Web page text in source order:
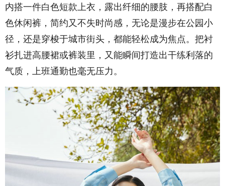
内搭一件白色短款上衣，露出纤细的腰肢，再搭配白
色休闲裤，简约又不失时尚感，无论是漫步在公园小
径，还是穿梭于城市街头，都能轻松成为焦点。把衬
衫扎进高腰裙或裤装里，又能瞬间打造出干练利落的
气质，上班通勤也毫无压力。